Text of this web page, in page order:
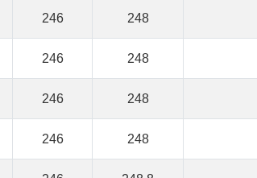
246 248
246 248
246 248
246 248